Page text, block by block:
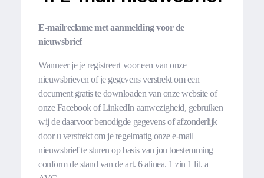
E-mailreclame met aanmelding voor de
nieuwsbrief
Wanneer je je registreert voor een van onze
nieuwsbrieven of je gegevens verstrekt om een
document gratis te downloaden van onze website of
onze Facebook of LinkedIn aanwezigheid, gebruiken
wij de daarvoor benodigde gegevens of afzonderlijk
door u verstrekt om je regelmatig onze e-mail
nieuwsbrief te sturen op basis van jou toestemming
conform de stand van de art. 6 alinea. 1 zin 1 lit. a